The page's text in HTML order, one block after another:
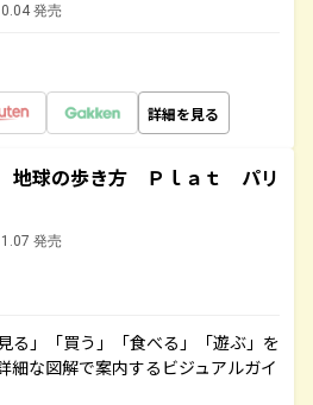
発売
詳細を見る
地球の歩き方 Ｐｌａｔ パリ
発売
る」「買う」「食べる」「遊ぶ」を
細な図解で案内するビジュアルガイ